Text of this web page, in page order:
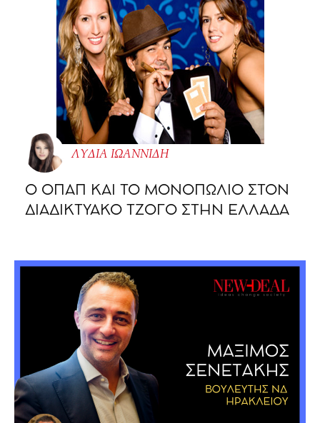
ΛΥΔΙΑ ΙΩΑΝΝΙΔΗ
O ΟΠΑΠ ΚΑΙ ΤΟ ΜΟΝΟΠΩΛΙΟ ΣΤΟΝ
ΔΙΑΔΙΚΤΥΑΚΟ ΤΖΟΓΟ ΣΤΗΝ ΕΛΛΑΔΑ